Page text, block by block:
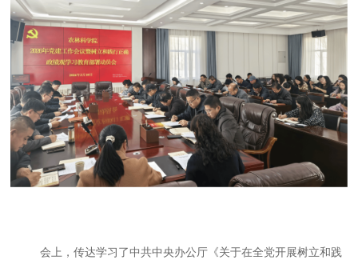
会上，传达学习了中共中央办公厅《关于在全党开展树立和践